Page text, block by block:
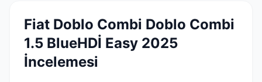
Fiat Doblo Combi Doblo Combi
1.5 BlueHDİ Easy 2025
İncelemesi